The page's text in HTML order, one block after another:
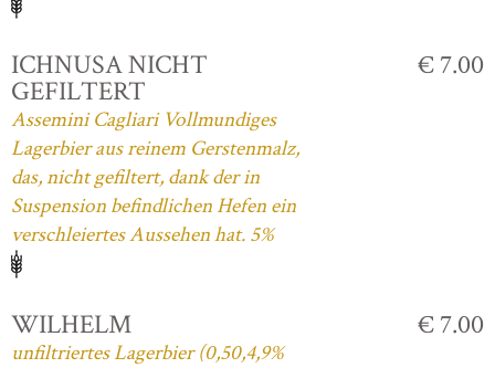
ICHNUSA NICHT
GEFILTERT
Assemini Cagliari Vollmundiges
Lagerbier aus reinem Gerstenmalz,
das, nicht gefiltert, dank der in
Suspension befindlichen Hefen ein
verschleiertes Aussehen hat. 5%
€ 7.00
WILHELM
unfiltriertes Lagerbier (0,50,4,9%
€ 7.00